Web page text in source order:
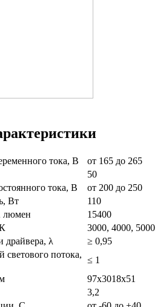
тока, В
от 165 до 265
50
тока, В
от 200 до 250
Вт
110
люмен
15400
3000, 4000, 5000
λ
≥ 0,95
потока,
≤ 1
97х3018х51
3,2